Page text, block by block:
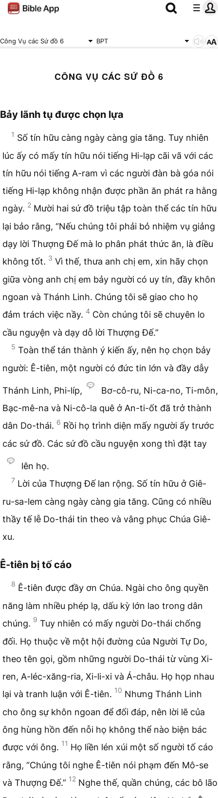
Công Vụ các Sứ đồ 6 BPT
CÔNG VỤ CÁC SỨ ĐỒ 6
Bảy lãnh tụ được chọn lựa
1 Số tín hữu càng ngày càng gia tăng. Tuy nhiên
lúc ấy có mấy tín hữu nói tiếng Hi-lạp cãi vã với các
tín hữu nói tiếng A-ram vì các người đàn bà góa nói
tiếng Hi-lạp không nhận được phần ăn phát ra hằng
ngày. 2 Mười hai sứ đồ triệu tập toàn thể các tín hữu
lại bảo rằng, “Nếu chúng tôi phải bỏ nhiệm vụ giảng
dạy lời Thượng Đế mà lo phân phát thức ăn, là điều
không tốt. 3 Vì thế, thưa anh chị em, xin hãy chọn
giữa vòng anh chị em bảy người có uy tín, đầy khôn
ngoan và Thánh Linh. Chúng tôi sẽ giao cho họ
đảm trách việc nầy. 4 Còn chúng tôi sẽ chuyên lo
cầu nguyện và dạy dỗ lời Thượng Đế.”
5 Toàn thể tán thành ý kiến ấy, nên họ chọn bảy
người: Ê-tiên, một người có đức tin lớn và đầy dẫy
Thánh Linh, Phi-líp,
Bơ-cô-ru, Ni-ca-no, Ti-môn,
Bạc-mê-na và Ni-cô-la quê ở An-ti-ốt đã trở thành
dân Do-thái. 6 Rồi họ trình diện mấy người ấy trước
các sứ đồ. Các sứ đồ cầu nguyện xong thì đặt tay
lên họ.
7 Lời của Thượng Đế lan rộng. Số tín hữu ở Giê-
ru-sa-lem càng ngày càng gia tăng. Cũng có nhiều
thầy tế lễ Do-thái tin theo và vâng phục Chúa Giê-
xu.
Ê-tiên bị tố cáo
8 Ê-tiên được đầy ơn Chúa. Ngài cho ông quyền
năng làm nhiều phép lạ, dấu kỳ lớn lao trong dân
chúng. 9 Tuy nhiên có mấy người Do-thái chống
đối. Họ thuộc về một hội đường của Người Tự Do,
theo tên gọi, gồm những người Do-thái từ vùng Xi-
ren, A-léc-xăng-ria, Xi-li-xi và Á-châu. Họ họp nhau
lại và tranh luận với Ê-tiên. 10 Nhưng Thánh Linh
cho ông sự khôn ngoan để đối đáp, nên lời lẽ của
ông hùng hồn đến nỗi họ không thể nào biện bác
được với ông. 11 Họ liền lén xúi một số người tố cáo
rằng, “Chúng tôi nghe Ê-tiên nói phạm đến Mô-se
và Thượng Đế.” 12 Nghe thế, quần chúng, các bô lão